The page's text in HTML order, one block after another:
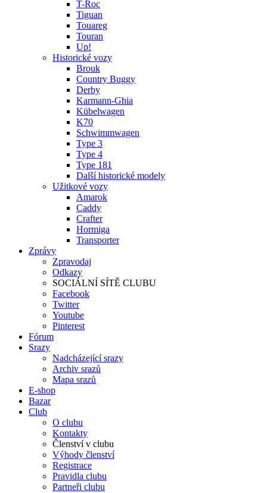
T-Roc
Tiguan
Touareg
Touran
Up!
Historické vozy
Brouk
Country Buggy
Derby
Karmann-Ghia
Kübelwagen
K70
Schwimmwagen
Type 3
Type 4
Type 181
Další historické modely
Užitkové vozy
Amarok
Caddy
Crafter
Hormiga
Transporter
Zprávy
Zpravodaj
Odkazy
SOCIÁLNÍ SÍTĚ CLUBU
Facebook
Twitter
Youtube
Pinterest
Fórum
Srazy
Nadcházející srazy
Archiv srazů
Mapa srazů
E-shop
Bazar
Club
O clubu
Kontakty
Členství v clubu
Výhody členství
Registrace
Pravidla clubu
Partneři clubu